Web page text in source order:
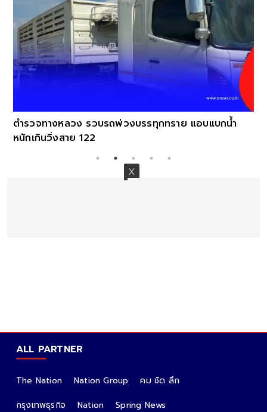
ตำรวจทางหลวง รวบรถพ่วงบรรทุกทราย แอบแบกน้ำ
หนักเกินวิ่งสาย 122
ALL PARTNER
The Nation Nation Group
คม ชัด ลึก
กรุงเทพธุรกิจ
Nation
Spring News